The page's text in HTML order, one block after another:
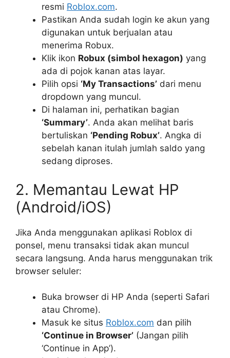
resmi Roblox.com.
Pastikan Anda sudah login ke akun yang
digunakan untuk berjualan atau
menerima Robux.
Klik ikon Robux (simbol hexagon) yang
ada di pojok kanan atas layar.
Pilih opsi ‘My Transactions’ dari menu
dropdown yang muncul.
Di halaman ini, perhatikan bagian
‘Summary’. Anda akan melihat baris
bertuliskan ‘Pending Robux’. Angka di
sebelah kanan itulah jumlah saldo yang
sedang diproses.
2. Memantau Lewat HP
(Android/iOS)
Jika Anda menggunakan aplikasi Roblox di
ponsel, menu transaksi tidak akan muncul
secara langsung. Anda harus menggunakan trik
browser seluler:
Buka browser di HP Anda (seperti Safari
atau Chrome).
Masuk ke situs Roblox.com dan pilih
‘Continue in Browser’ (Jangan pilih
‘Continue in App’).